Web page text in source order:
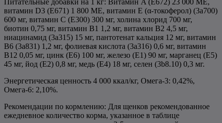
витамин D3 (E671) 1 800 МЕ, витамин Е (α-токоферол) (3a700)
600 мг, витамин C (E300) 300 мг, холина хлорид 700 мг,
биотин 0,75 мг, витамин В1 1,2 мг, витамин В2 4,5 мг,
ниацинамид (3a315) 15 мг, пантотенат кальция 12 мг, витамин
В6 (3a831) 1,2 мг, фолиевая кислота (3a316) 0,6 мг, витамин
В12 0,05 мг, цинк (E6) 100 мг, железо (E1) 90 мг, марганец (E5)
45 мг, йод (E2) 0,8 мг, медь (E4) 18 мг, селен (3b8.10) 0,3 мг.
Энергетическая ценность 4 000 ккал/кг, Омега-3: 0,42%,
Омега-6: 2,10%.
Рекомендации по кормлению: Для щенков рекомендованное
ежедневное количество корма, указанное в таблице